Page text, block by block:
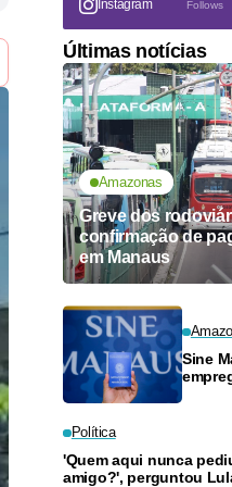
Instagram Follows
Últimas notícias
Amazonas
Greve dos
confirmação de
em Manaus
Sine
Política
'Quem aqui nunca
amigo?', perguntou